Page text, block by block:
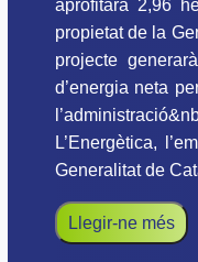
aprofitarà 2,96
propietat de la
projecte
d’energia neta
L’Energètica,
Generalitat de
Llegir-ne més